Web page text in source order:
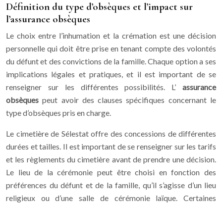
Définition du type d’obsèques et l’impact sur
l’assurance obsèques
Le choix entre l’inhumation et la crémation est une décision
personnelle qui doit être prise en tenant compte des volontés
du défunt et des convictions de la famille. Chaque option a ses
implications légales et pratiques, et il est important de se
renseigner sur les différentes possibilités. L’ assurance
obsèquespeut avoir des clauses spécifiques concernant le
type d’obsèques pris en charge.
Le cimetière de Sélestat offre des concessions de différentes
durées et tailles. Il est important de se renseigner sur les tarifs
et les règlements du cimetière avant de prendre une décision.
Le lieu de la cérémonie peut être choisi en fonction des
préférences du défunt et de la famille, qu’il s’agisse d’un lieu
religieux ou d’une salle de cérémonie laïque. Certaines